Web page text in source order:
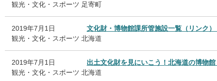
観光・文化・スポーツ 足寄町
2019年7月1日
文化財・博物館課所管施設一覧（リンク
観光・文化・スポーツ 北海道
2019年7月1日
出土文化財を見にいこう！北海道の博物
観光・文化・スポーツ 北海道